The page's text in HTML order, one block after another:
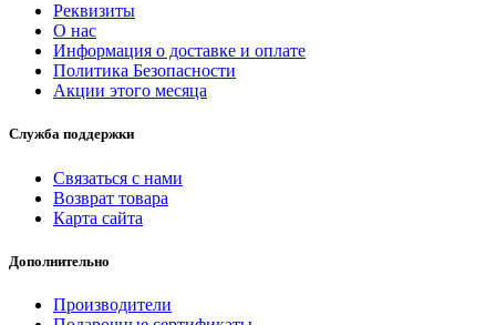
Реквизиты
О нас
Информация о доставке и оплате
Политика Безопасности
Акции этого месяца
Служба поддержки
Связаться с нами
Возврат товара
Карта сайта
Дополнительно
Производители